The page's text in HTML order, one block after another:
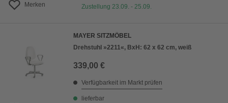
Merken
Zustellung 23.09. - 25.09.
MAYER SITZMÖBEL
Drehstuhl »2211«, BxH: 62 x 62 cm, weiß
339,00 €
Verfügbarkeit im Markt prüfen
lieferbar